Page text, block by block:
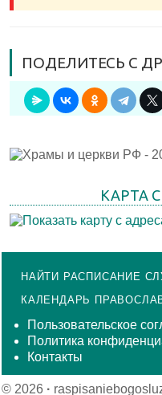
ПОДЕЛИТЕСЬ С
КАРТА
НАЙТИ РАСПИСАНИЕ
КАЛЕНДАРЬ
Пользовательское
Политика
Контакты
© 2026 ·